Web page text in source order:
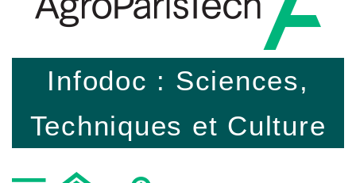
Infodoc : Sciences,
Techniques et Culture